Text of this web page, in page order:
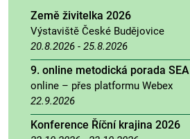
Země živitelka 2026
Výstaviště České Budějovice
20.8.2026 - 25.8.2026
9. online metodická porada SEA
online – přes platformu Webex
22.9.2026
Konference Říční krajina 2026